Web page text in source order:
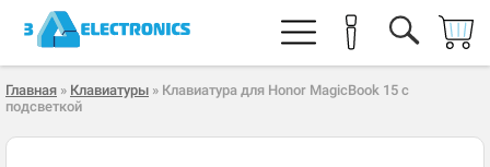
Главная » Клавиатуры » Клавиатура для Honor MagicBook 15 с
подсветкой